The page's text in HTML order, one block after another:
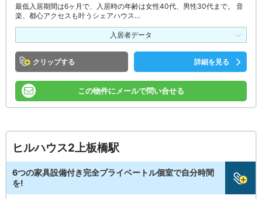
最低入居期間は6ヶ月で、入居時の年齢は女性40代、男性30代まで。 音
楽、都心アクセスも叶うシェアハウス…
入居者データ
クリップ 詳細を見る
この物件にメールで問い合せる
ヒルハウス2上板橋駅
6つの家具設備付き完全プライベートル個室で自分時間
を!